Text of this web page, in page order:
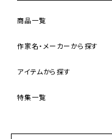
商品一覧
作家名・メーカーから探す
アイテムから探す
特集一覧